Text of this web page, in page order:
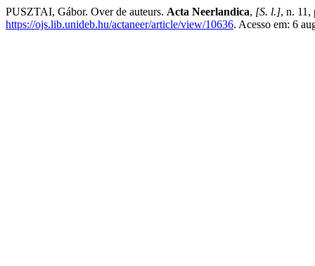
PUSZTAI, Gábor. Over de auteurs. Acta Neerlandica, [S. l.], n. 11,
https://ojs.lib.unideb.hu/actaneer/article/view/10636. Acesso em: 6